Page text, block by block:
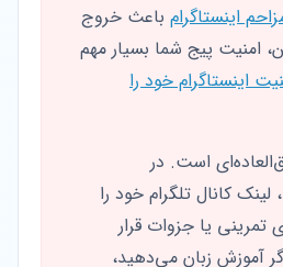
اینستاگرام باعث خروج
امنیت پیج شما بسیار مهم
اینستاگرام خود را
است. در
کانال تلگرام خود را
تمرینی یا جزوات قرار
آموزش زبان می‌دهید،